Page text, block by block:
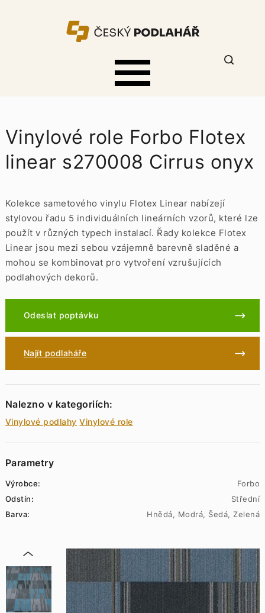
Vinylové role Forbo Flotex
linear s270008 Cirrus onyx
Kolekce sametového vinylu Flotex Linear nabízejí
stylovou řadu 5 individuálních lineárních vzorů, které lze
použít v různých typech instalací. Řady kolekce Flotex
Linear jsou mezi sebou vzájemně barevně sladěné a
mohou se kombinovat pro vytvoření vzrušujících
podlahových dekorů.
Odeslat poptávku
Najít podlaháře
Nalezno v kategoriích:
Vinylové podlahy Vinylové role
Parametry
Výrobce:
Forbo
Odstín:
Střední
Barva:
Hnědá, Modrá, Šedá, Zelená